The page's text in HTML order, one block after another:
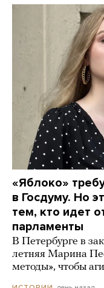
«Яблоко»
в Госдуму. Но
тем, кто идет
парламенты
В Петербурге в
летняя Марина
методы», чтобы